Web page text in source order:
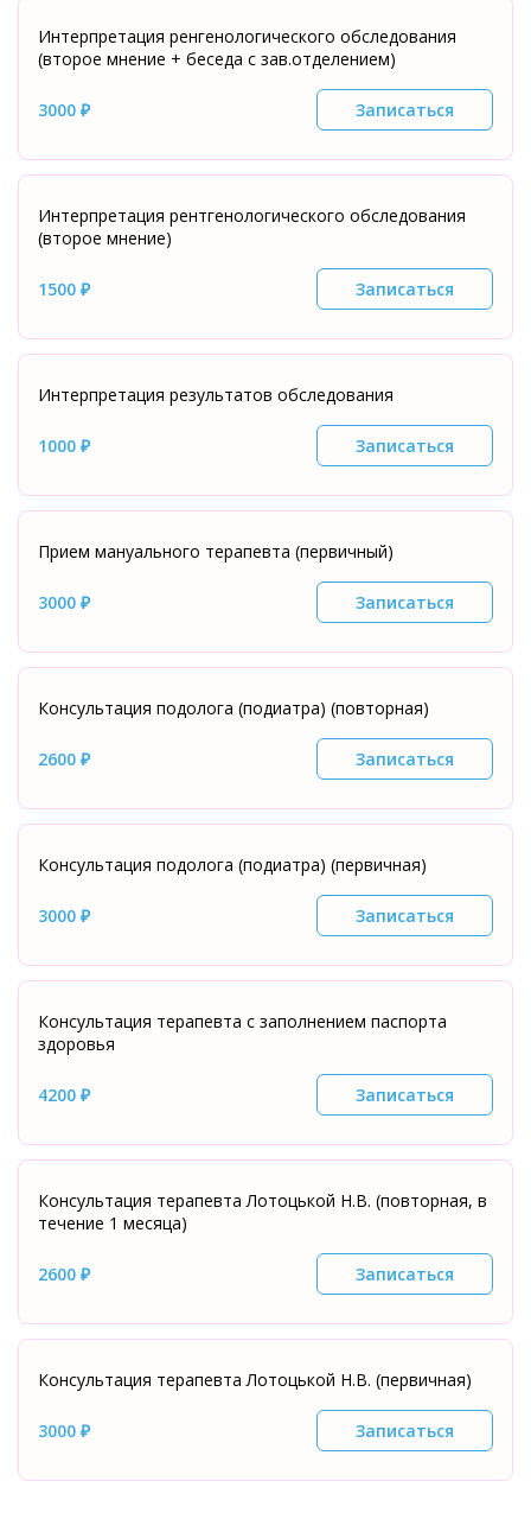
Интерпретация ренгенологического обследования
(второе мнение + беседа с зав.отделением)
3000 ₽ Записаться
Интерпретация рентгенологического обследования
(второе мнение)
1500 ₽ Записаться
Интерпретация результатов обследования
1000 ₽ Записаться
Прием мануального терапевта (первичный)
3000 ₽ Записаться
Консультация подолога (подиатра) (повторная)
2600 ₽ Записаться
Консультация подолога (подиатра) (первичная)
3000 ₽ Записаться
Консультация терапевта с заполнением паспорта
здоровья
4200 ₽ Записаться
Консультация терапевта Лотоцькой Н.В. (повторная, в
течение 1 месяца)
2600 ₽ Записаться
Консультация терапевта Лотоцькой Н.В. (первичная)
3000 ₽ Записаться